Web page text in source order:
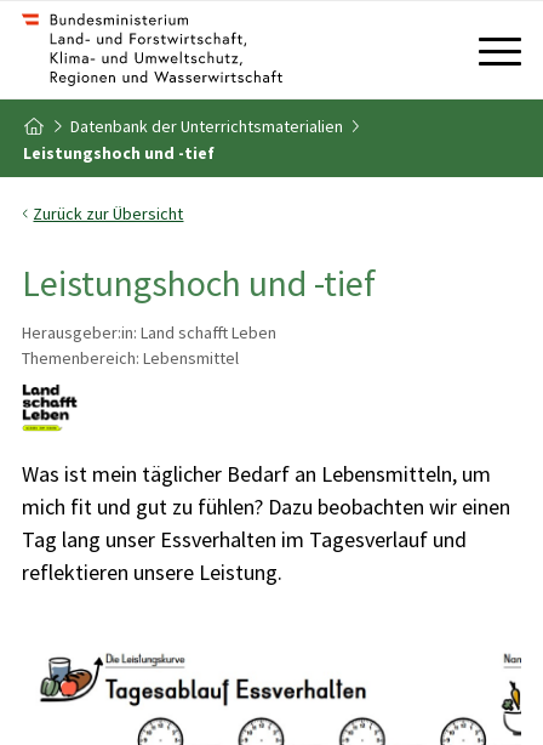
Zum Inhalt
Zum Inhaltsverzeichnis
Zur Startseite
Datenbank der Unterrichtsmaterialien
Leistungshoch und -tief
Zurück zur Übersicht
Leistungshoch und -tief
Herausgeber:in: Land schafft Leben
Themenbereich: Lebensmittel
Was ist mein täglicher Bedarf an Lebensmitteln, um
mich fit und gut zu fühlen? Dazu beobachten wir einen
Tag lang unser Essverhalten im Tagesverlauf und
reflektieren unsere Leistung.